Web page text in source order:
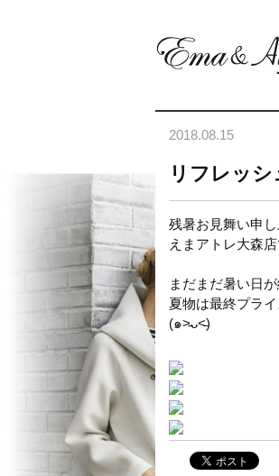
2018.08.15
リフレッ
残暑お見舞い申し
えまアトレ大森
まだまだ暑い日
夏物は最終プラ
(๑˃̵ᴗ˂̵)